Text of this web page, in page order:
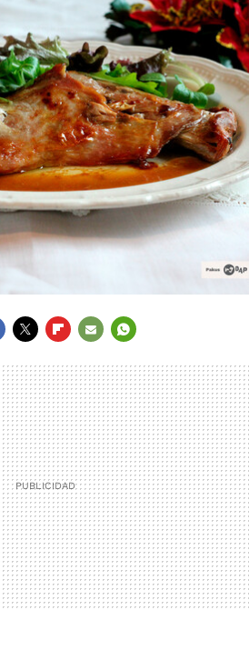
MAIL